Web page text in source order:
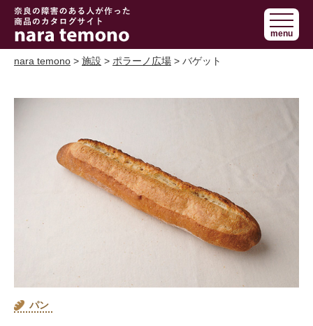
奈良で障害の
ある人の手作
り商品 nara
menu
nara temono > 施設 > ポラーノ広場 > バゲット
パン